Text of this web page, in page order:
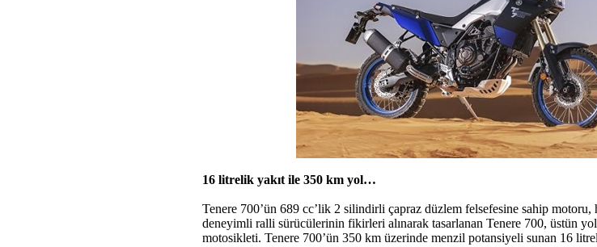
16 litrelik yakıt ile 350 km yol…
Tenere 700’ün 689 cc’lik 2 silindirli çapraz düzlem felsefesine sahip motoru,
deneyimli ralli sürücülerinin fikirleri alınarak tasarlanan Tenere 700, üstün
motosikleti. Tenere 700’ün 350 km üzerinde menzil potansiyeli sunan 16